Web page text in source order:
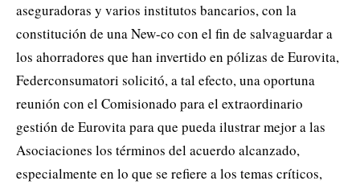
aseguradoras y varios institutos bancarios, con la
constitución de una New-co con el fin de salvaguardar a
los ahorradores que han invertido en pólizas de Eurovita,
Federconsumatori solicitó, a tal efecto, una oportuna
reunión con el Comisionado para el extraordinario
gestión de Eurovita para que pueda ilustrar mejor a las
Asociaciones los términos del acuerdo alcanzado,
especialmente en lo que se refiere a los temas críticos,